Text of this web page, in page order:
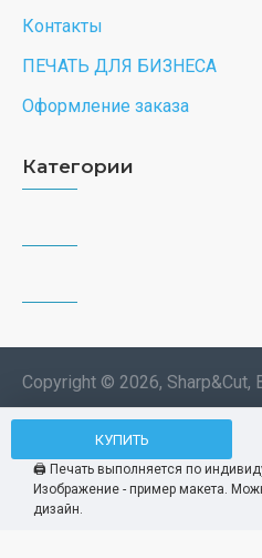
КУПИТЬ
🖨️ Печать выполняется по
Изображение - пример макета.
дизайн.
Контакты
ПЕЧАТЬ ДЛЯ БИЗНЕСА
Оформление заказа
Категории
Copyright © 2026,
Типография. 🖨️
изделий по
заказу.
демонстрационные
Мы используем файлы
было удобнее пользоваться
Продолжая
соглашаетесь c